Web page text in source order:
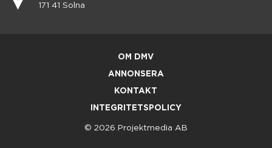
171 41 Solna
OM DMV
ANNONSERA
KONTAKT
INTEGRITETSPOLICY
© 2026 Projektmedia AB